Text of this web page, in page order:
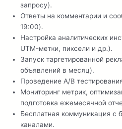
запросу).
Ответы на комментарии и
19:00).
Настройка аналитических
UTM-метки, пиксели и др.).
Запуск таргетированной
объявлений в месяц).
Проведение A/B
Мониторинг метрик,
подготовка ежемесячной
Бесплатная коммуникация с
каналами.